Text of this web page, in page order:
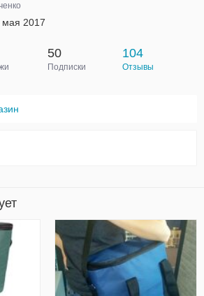
мая 2017
50
Подписки
104
Отзывы